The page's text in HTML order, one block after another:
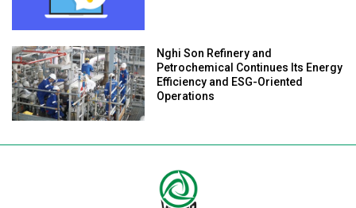
Nghi Son Refinery and
Petrochemical Continues Its Energy
Efficiency and ESG-Oriented
Operations